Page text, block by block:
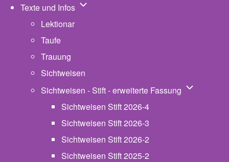
Texte und Infos Unternavigation von Texte und Infos
Lektionar
Taufe
Trauung
Sichtweisen
Sichtweisen - Stift - erweiterte Fassung
Sichtweisen Stift 2026-4
Sichtweisen Stift 2026-3
Sichtweisen Stift 2026-2
Sichtweisen Stift 2025-2